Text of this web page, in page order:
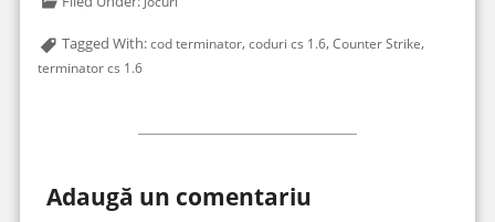
Tagged With:cod terminator,coduri cs 1.6,Counter Strike,
terminator cs 1.6
Adaugă un comentariu